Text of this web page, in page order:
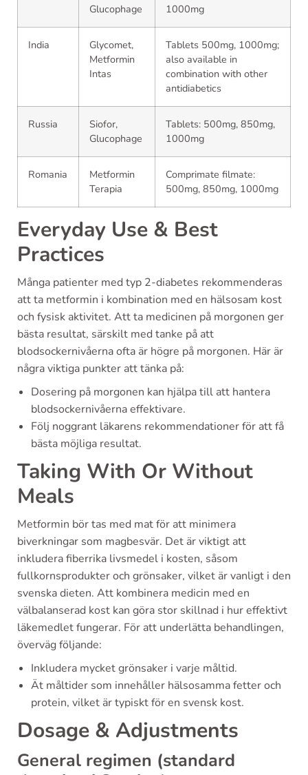
Glucophage
1000mg
India
Glycomet,
Metformin
Intas
Tablets 500mg, 1000mg;
also available in
combination with other
antidiabetics
Russia
Siofor,
Glucophage
Tablets: 500mg, 850mg,
1000mg
Romania
Metformin
Terapia
Comprimate filmate:
500mg, 850mg, 1000mg
Everyday Use & Best
Practices
Många patienter med typ 2-diabetes rekommenderas
att ta metformin i kombination med en hälsosam kost
och fysisk aktivitet. Att ta medicinen på morgonen ger
bästa resultat, särskilt med tanke på att
blodsockernivåerna ofta är högre på morgonen. Här är
några viktiga punkter att tänka på:
Dosering på morgonen kan hjälpa till att hantera
blodsockernivåerna effektivare.
Följ noggrant läkarens rekommendationer för att få
bästa möjliga resultat.
Taking With Or Without
Meals
Metformin bör tas med mat för att minimera
biverkningar som magbesvär. Det är viktigt att
inkludera fiberrika livsmedel i kosten, såsom
fullkornsprodukter och grönsaker, vilket är vanligt i den
svenska dieten. Att kombinera medicin med en
välbalanserad kost kan göra stor skillnad i hur effektivt
läkemedlet fungerar. För att underlätta behandlingen,
överväg följande:
Inkludera mycket grönsaker i varje måltid.
Ät måltider som innehåller hälsosamma fetter och
protein, vilket är typiskt för en svensk kost.
Dosage & Adjustments
General regimen (standard